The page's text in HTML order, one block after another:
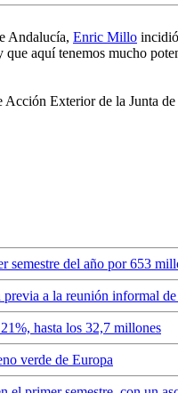
Andalucía, Enric Millo
aquí tenemos mucho
semestre del año por 653
a la reunión informal
hasta los 32,7 millones
verde de Europa